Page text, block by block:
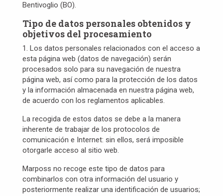
Bentivoglio (BO).
Tipo de datos personales obtenidos y
objetivos del procesamiento
1. Los datos personales relacionados con el acceso a
esta página web (datos de navegación) serán
procesados solo para su navegación de nuestra
página web, así como para la protección de los datos
y la información almacenada en nuestra página web,
de acuerdo con los reglamentos aplicables.
La recogida de estos datos se debe a la manera
inherente de trabajar de los protocolos de
comunicación e Internet: sin ellos, será imposible
otorgarle acceso al sitio web.
Marposs no recoge este tipo de datos para
combinarlos con otra información del usuario y
posteriormente realizar una identificación de usuarios;